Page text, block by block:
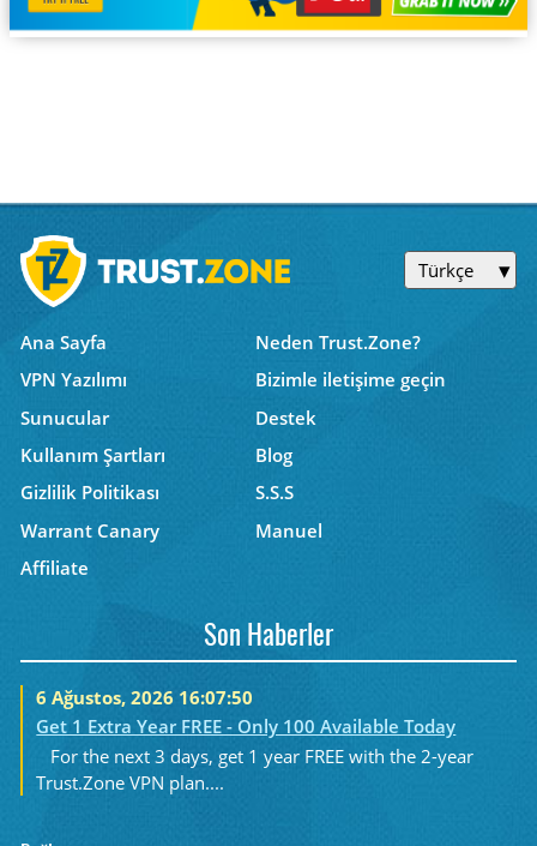
Türkçe
Ana Sayfa
Neden Trust.Zone?
VPN Yazılımı
Bizimle iletişime geçin
Sunucular
Destek
Kullanım Şartları
Blog
Gizlilik Politikası
S.S.S
Warrant Canary
Manuel
Affiliate
Son Haberler
6 Ağustos, 2026 16:07:50
Get 1 Extra Year FREE - Only 100 Available Today
For the next 3 days, get 1 year FREE with the 2-year
Trust.Zone VPN plan....